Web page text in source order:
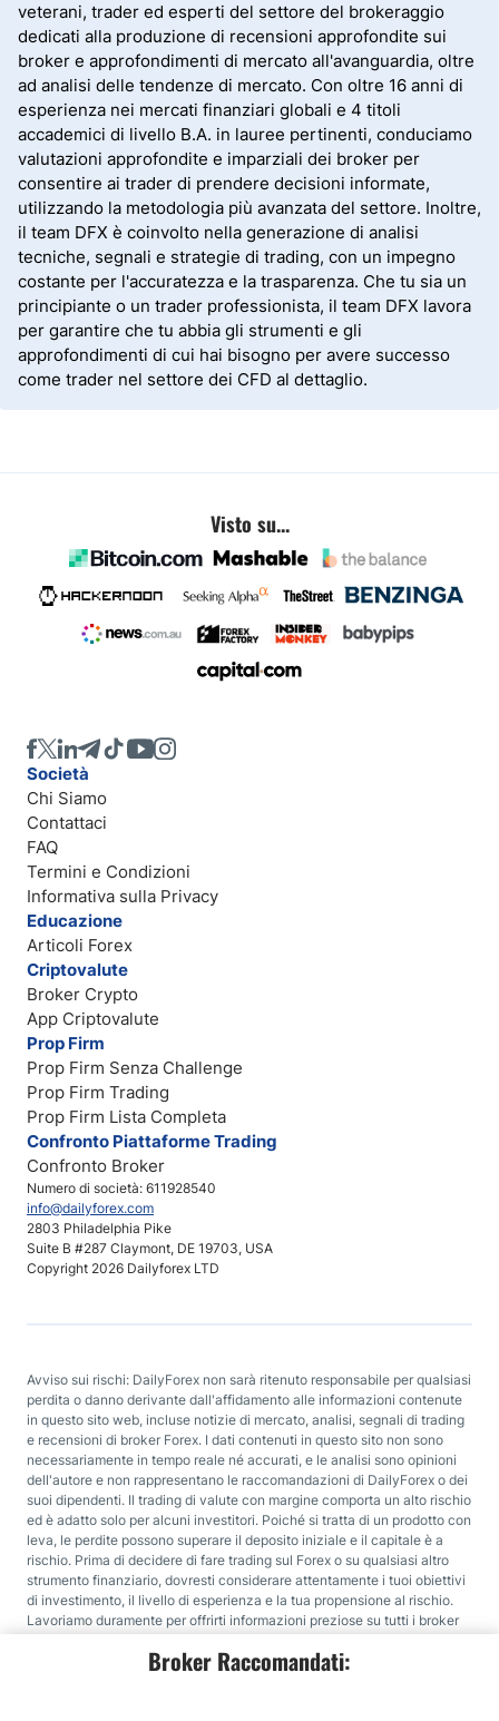
veterani, trader ed esperti del settore del brokeraggio
dedicati alla produzione di recensioni approfondite sui
broker e approfondimenti di mercato all'avanguardia, oltre
ad analisi delle tendenze di mercato. Con oltre 16 anni di
esperienza nei mercati finanziari globali e 4 titoli
accademici di livello B.A. in lauree pertinenti, conduciamo
valutazioni approfondite e imparziali dei broker per
consentire ai trader di prendere decisioni informate,
utilizzando la metodologia più avanzata del settore. Inoltre,
il team DFX è coinvolto nella generazione di analisi
tecniche, segnali e strategie di trading, con un impegno
costante per l'accuratezza e la trasparenza. Che tu sia un
principiante o un trader professionista, il team DFX lavora
per garantire che tu abbia gli strumenti e gli
approfondimenti di cui hai bisogno per avere successo
come trader nel settore dei CFD al dettaglio.
Broker Raccomandati:
Visto su...
Numero di società: 611928540
info@dailyforex.com
2803 Philadelphia Pike
Suite B #287 Claymont, DE 19703, USA
Copyright 2026 Dailyforex LTD
Società
Chi Siamo
Contattaci
FAQ
Termini e Condizioni
Informativa sulla Privacy
Educazione
Articoli Forex
Criptovalute
Broker Crypto
App Criptovalute
Prop Firm
Prop Firm Senza Challenge
Prop Firm Trading
Prop Firm Lista Completa
Confronto Piattaforme Trading
Confronto Broker
Avviso sui rischi: DailyForex non sarà ritenuto responsabile per qualsiasi
perdita o danno derivante dall'affidamento alle informazioni contenute
in questo sito web, incluse notizie di mercato, analisi, segnali di trading
e recensioni di broker Forex. I dati contenuti in questo sito non sono
necessariamente in tempo reale né accurati, e le analisi sono opinioni
dell'autore e non rappresentano le raccomandazioni di DailyForex o dei
suoi dipendenti. Il trading di valute con margine comporta un alto rischio
ed è adatto solo per alcuni investitori. Poiché si tratta di un prodotto con
leva, le perdite possono superare il deposito iniziale e il capitale è a
rischio. Prima di decidere di fare trading sul Forex o su qualsiasi altro
strumento finanziario, dovresti considerare attentamente i tuoi obiettivi
di investimento, il livello di esperienza e la tua propensione al rischio.
Lavoriamo duramente per offrirti informazioni preziose su tutti i broker
commissioni pubblicitarie dai broker, compresi alcuni di quelli inclusi